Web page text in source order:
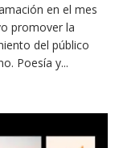
en el mes
promover la
del público
Poesía y...